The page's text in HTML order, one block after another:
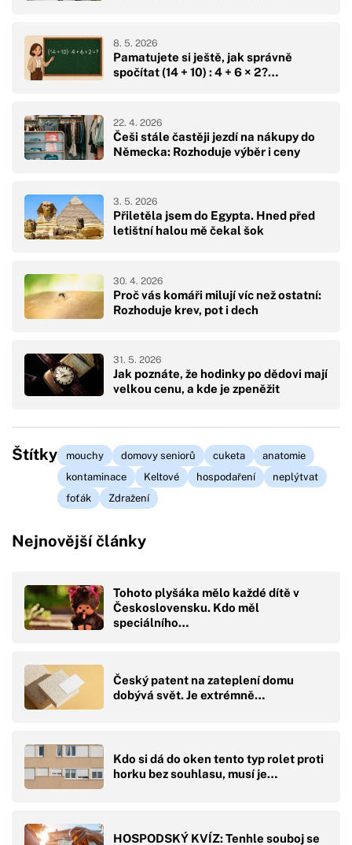
Pamatujete si ještě, jak správně
spočítat (14 + 10) : 4 + 6 × 2?…
8. 5. 2026
Češi stále častěji jezdí na nákupy do
Německa: Rozhoduje výběr i ceny
22. 4. 2026
Přiletěla jsem do Egypta. Hned před
letištní halou mě čekal šok
3. 5. 2026
Proč vás komáři milují víc než ostatní:
Rozhoduje krev, pot i dech
30. 4. 2026
Jak poznáte, že hodinky po dědovi mají
velkou cenu, a kde je zpeněžit
31. 5. 2026
Štítky mouchy domovy seniorů cuketa
anatomie
kontaminace
Keltové hospodaření
neplýtvat
foťák
Zdražení
Nejnovější články
Tohoto plyšáka mělo každé dítě v
Československu. Kdo měl
speciálního…
Český patent na zateplení domu
dobývá svět. Je extrémně…
Kdo si dá do oken tento typ rolet proti
horku bez souhlasu, musí je…
HOSPODSKÝ KVÍZ: Tenhle souboj se